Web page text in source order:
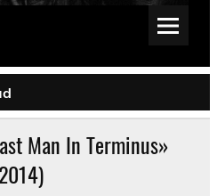
Sludge, Fuzz, Space, Drone
Man In Terminus»